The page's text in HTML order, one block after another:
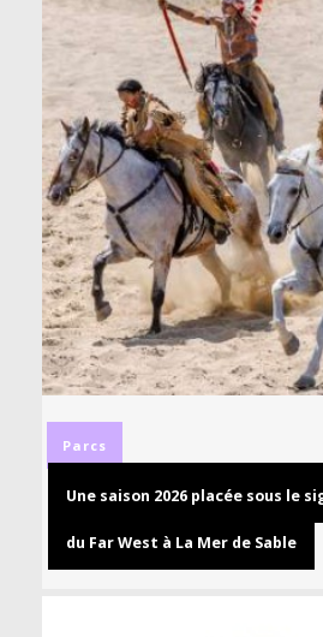
Parcs
Une saison 2026 placée sous le
du Far West à La Mer de Sable